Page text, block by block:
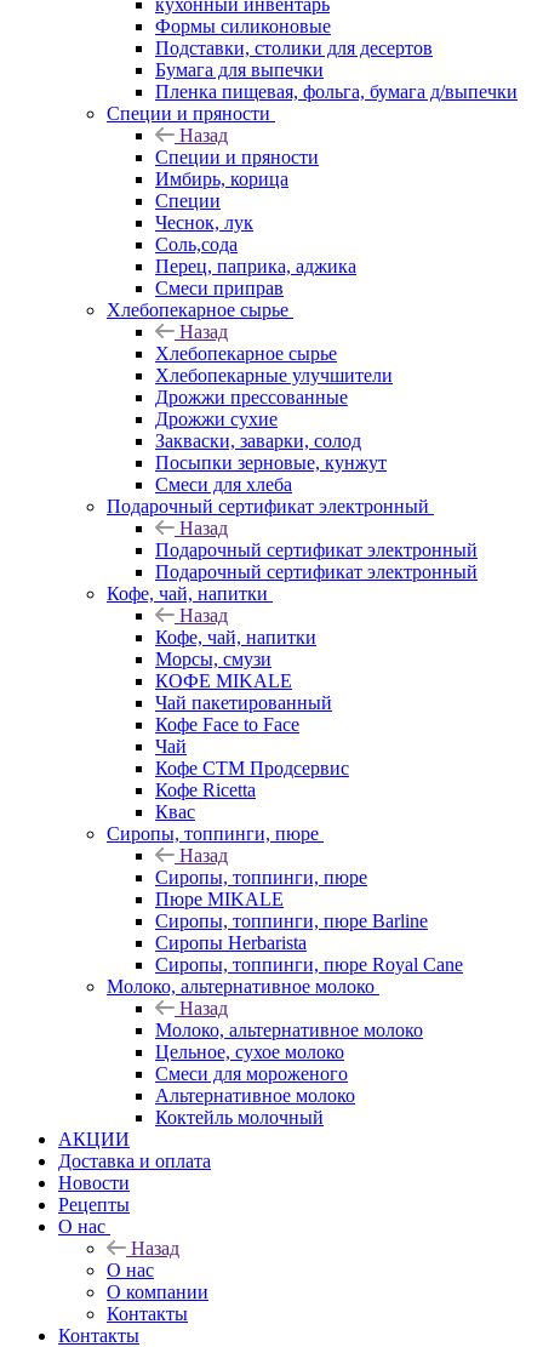
кухонный инвентарь
Формы силиконовые
Подставки, столики для десертов
Бумага для выпечки
Пленка пищевая, фольга, бумага д/выпечки
Специи и пряности
Назад
Специи и пряности
Имбирь, корица
Специи
Чеснок, лук
Соль,сода
Перец, паприка, аджика
Смеси приправ
Хлебопекарное сырье
Назад
Хлебопекарное сырье
Хлебопекарные улучшители
Дрожжи прессованные
Дрожжи сухие
Закваски, заварки, солод
Посыпки зерновые, кунжут
Смеси для хлеба
Подарочный сертификат электронный
Назад
Подарочный сертификат электронный
Подарочный сертификат электронный
Кофе, чай, напитки
Назад
Кофе, чай, напитки
Морсы, смузи
КОФЕ MIKALE
Чай пакетированный
Кофе Face to Face
Чай
Кофе СТМ Продсервис
Кофе Ricetta
Квас
Сиропы, топпинги, пюре
Назад
Сиропы, топпинги, пюре
Пюре MIKALE
Сиропы, топпинги, пюре Barline
Сиропы Herbarista
Сиропы, топпинги, пюре Royal Cane
Молоко, альтернативное молоко
Назад
Молоко, альтернативное молоко
Цельное, сухое молоко
Смеси для мороженого
Альтернативное молоко
Коктейль молочный
АКЦИИ
Доставка и оплата
Новости
Рецепты
О нас
Назад
О нас
О компании
Контакты
Контакты